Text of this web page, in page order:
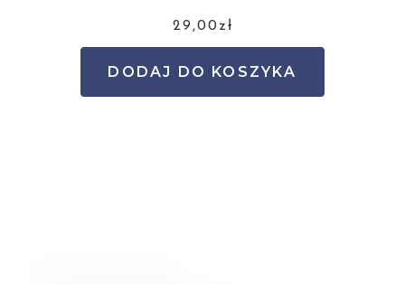
29,00zł
DODAJ DO KOSZYKA